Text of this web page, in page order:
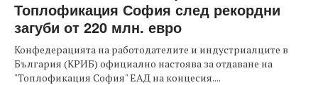
Топлофикация София след рекордни
загуби от 220 млн. евро
Конфедерацията на работодателите и индустриалците в
България (КРИБ) официално настоява за отдаване на
"Топлофикация София" ЕАД на концесия....